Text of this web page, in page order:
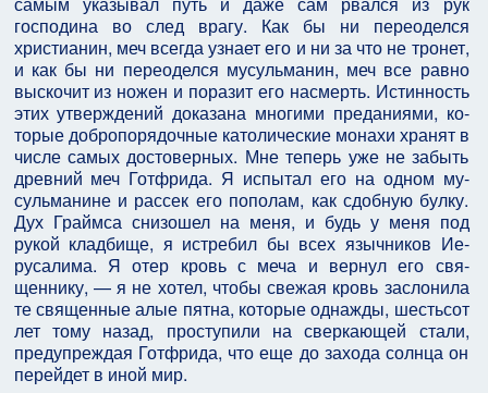
господина во след врагу. Как бы ни переоделся
христианин, меч всегда узнает его и ни за что не тронет,
и как бы ни переоделся мусульманин, меч все равно
выс­кочит из ножен и поразит его насмерть. Истинность
этих утверждений доказана многими преданиями, ко­
торые добропорядочные католические монахи хранят в
числе самых достоверных. Мне теперь уже не забыть
древний меч Готфрида. Я испытал его на одном му­
сульманине и рассек его пополам, как сдобную булку.
Дух Граймса снизошел на меня, и будь у меня под
рукой кладбище, я истребил бы всех язычников Ие­
русалима. Я отер кровь с меча и вернул его свя­
щеннику, — я не хотел, чтобы свежая кровь заслонила
те священные алые пятна, которые однажды, шестьсот
лет тому назад, проступили на сверкающей стали,
предупреждая Готфрида, что еще до захода солнца он
перейдет в иной мир.